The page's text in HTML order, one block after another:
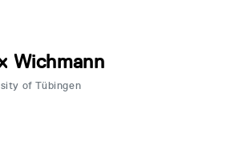
Wichmann
of Tübingen